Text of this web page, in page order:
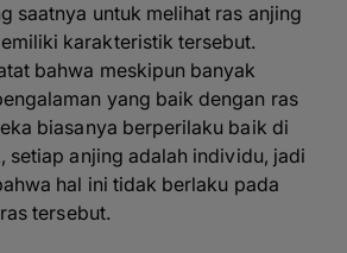
saatnya untuk melihat ras anjing
karakteristik tersebut.
bahwa meskipun banyak
yang baik dengan ras
biasanya berperilaku baik di
setiap anjing adalah individu, jadi
hal ini tidak berlaku pada
tersebut.